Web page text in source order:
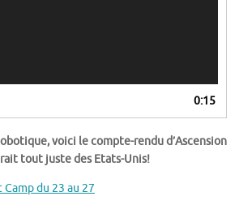
0:15
voici le compte-rendu d’Ascension
tout juste des Etats-Unis!
du 23 au 27